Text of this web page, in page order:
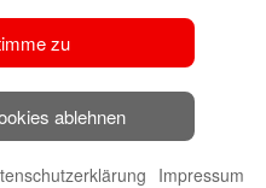
zu
ablehnen
Impressum